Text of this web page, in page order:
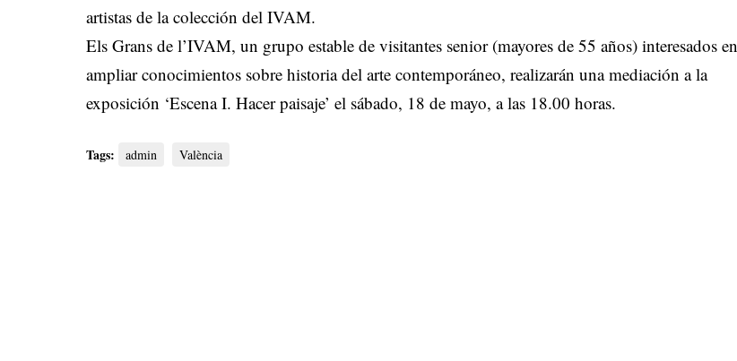
artistas de la colección del IVAM.
Els Grans de l’IVAM, un grupo estable de visitantes senior (mayores de 55 años) interesados en
ampliar conocimientos sobre historia del arte contemporáneo, realizarán una mediación a la
exposición ‘Escena I. Hacer paisaje’ el sábado, 18 de mayo, a las 18.00 horas.
Tags: admin València